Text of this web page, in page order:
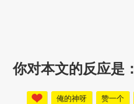
你对本文的反应是：
俺的神呀 赞一个